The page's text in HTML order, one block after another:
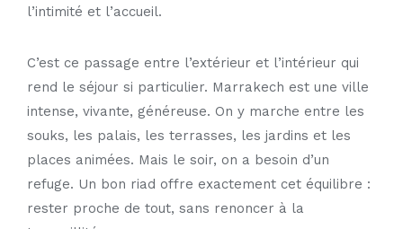
l’intimité et l’accueil.
C’est ce passage entre l’extérieur et l’intérieur qui
rend le séjour si particulier. Marrakech est une ville
intense, vivante, généreuse. On y marche entre les
souks, les palais, les terrasses, les jardins et les
places animées. Mais le soir, on a besoin d’un
refuge. Un bon riad offre exactement cet équilibre :
rester proche de tout, sans renoncer à la